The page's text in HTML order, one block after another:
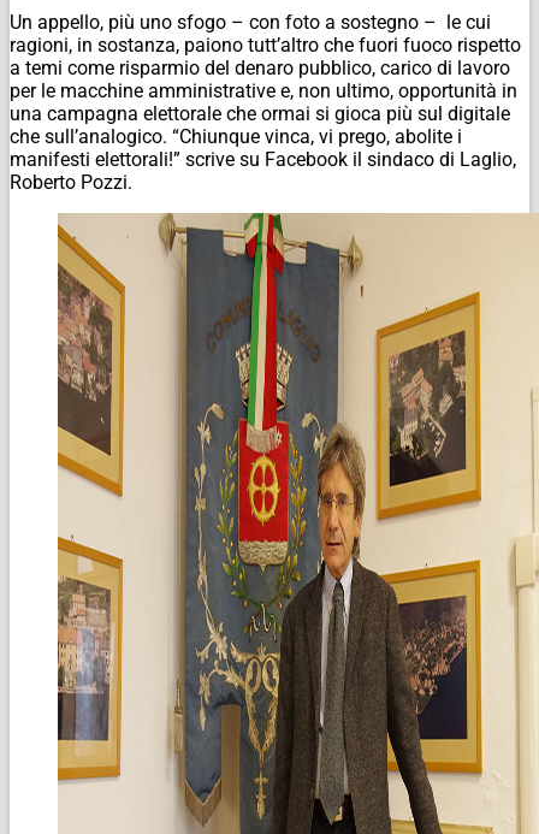
Un appello, più uno sfogo – con foto a sostegno – le cui
ragioni, in sostanza, paiono tutt’altro che fuori fuoco rispetto
a temi come risparmio del denaro pubblico, carico di lavoro
per le macchine amministrative e, non ultimo, opportunità in
una campagna elettorale che ormai si gioca più sul digitale
che sull’analogico. “Chiunque vinca, vi prego, abolite i
manifesti elettorali!” scrive su Facebook il sindaco di Laglio,
Roberto Pozzi.